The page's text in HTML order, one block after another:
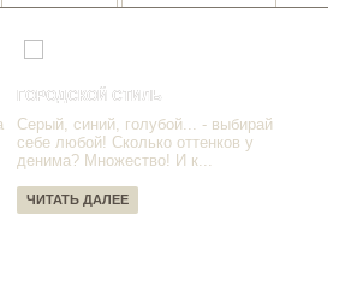
ГОРОДСКОЙ СТИЛЬ
Серый, синий, голубой... - выбирай
себе любой! Сколько оттенков у
денима? Множество! И к...
ЧИТАТЬ ДАЛЕЕ